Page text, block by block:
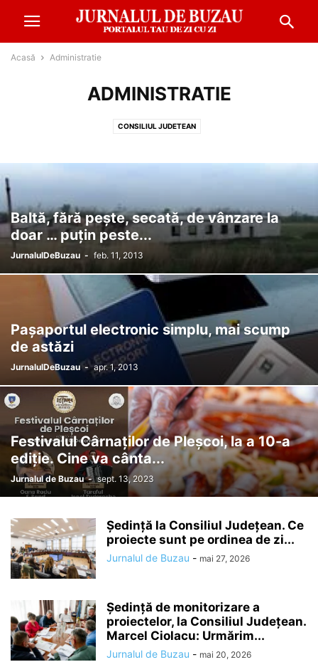
Acasă Administratie
ADMINISTRATIE
CONSILIUL JUDETEAN
Baltă, fără pește, secată, de vânzare la
doar … puțin peste...
JurnalulDeBuzau - feb. 11, 2013
Pașaportul electronic simplu, mai scump
de astăzi
JurnalulDeBuzau - apr. 1, 2013
Festivalul Cârnaților de Pleșcoi, la a 10-a
ediție. Cine va cânta...
Jurnalul de Buzau - sept. 13, 2023
Ședință la Consiliul Județean. Ce
proiecte sunt pe ordinea de zi...
Jurnalul de Buzau - mai 27, 2026
Ședință de monitorizare a
proiectelor, la Consiliul Județean.
Marcel Ciolacu: Urmărim...
Jurnalul de Buzau - mai 20, 2026